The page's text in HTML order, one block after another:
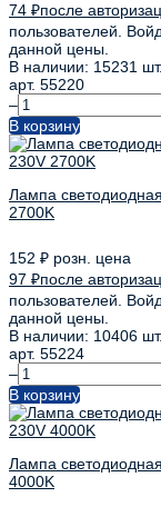
74 ₽после
пользователей.
данной цены.
В наличии: 15231 шт.
арт. 55220
–
В корзину
Лампа
2700K
152 ₽ розн. цена
97 ₽после
пользователей.
данной цены.
В наличии: 10406 шт.
арт. 55224
–
В корзину
Лампа
4000K